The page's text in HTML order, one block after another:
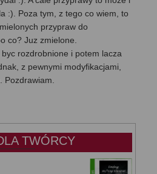
:). Poza tym, z tego co wiem, to
przypraw do
co? Juz zmielone.
rozdrobnione i potem lacza
z pewnymi modyfikacjami,
Pozdrawiam.
TWÓRCY